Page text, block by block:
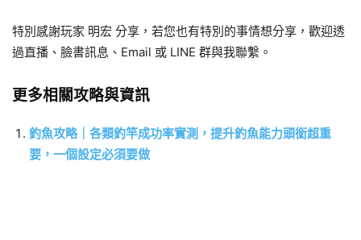
特別感謝玩家 明宏 分享，若您也有特別的事情想分享，歡迎透
過直播、臉書訊息、Email 或 LINE 群與我聯繫。
更多相關攻略與資訊
釣魚攻略｜各類釣竿成功率實測，提升釣魚能力頭銜超重
要，一個設定必須要做